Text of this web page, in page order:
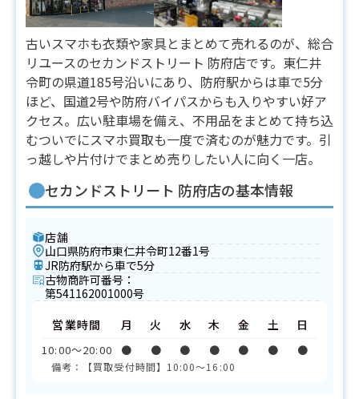
古いスマホも衣類や家具とまとめて売れるのが、総合
リユースのセカンドストリート 防府店です。東仁井
令町の県道185号沿いにあり、防府駅からは車で5分
ほど、国道2号や防府バイパスからも入りやすい好ア
クセス。広い駐車場を備え、不用品をまとめて持ち込
むついでにスマホ買取も一度で済むのが魅力です。引
っ越しや片付けでまとめ売りしたい人に向く一店。
セカンドストリート 防府店の基本情報
店舗
山口県防府市東仁井令町12番1号
JR防府駅から車で5分
古物商許可番号：
第541162001000号
営業時間
10:00〜20:00
月
●
火
●
水
●
木
●
金
●
土
●
日
●
備考：【買取受付時間】10:00～16:00